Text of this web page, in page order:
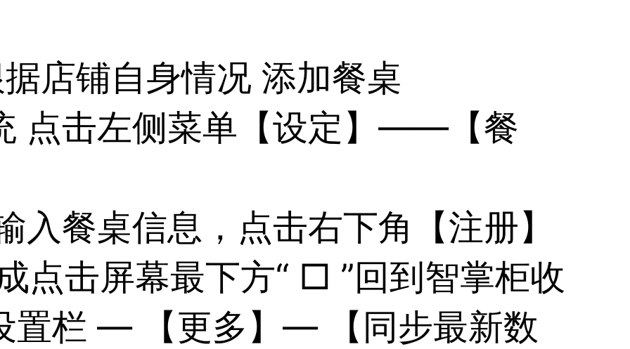
店铺自身情况 添加餐桌
点击左侧菜单【设定】——【餐
入餐桌信息，点击右下角【注册】
点击屏幕最下方“ □ ”回到智掌柜收
置栏 — 【更多】— 【同步最新数